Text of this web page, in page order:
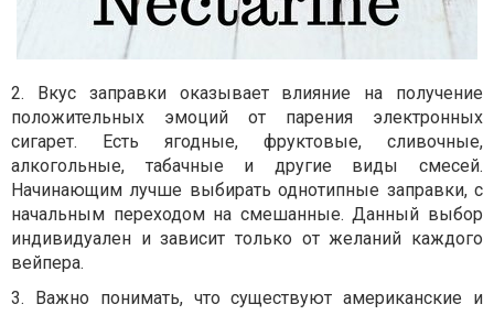
2. Вкус заправки оказывает влияние на получение
положительных эмоций от парения электронных
сигарет. Есть ягодные, фруктовые, сливочные,
алкогольные, табачные и другие виды смесей.
Начинающим лучше выбирать однотипные заправки, с
начальным переходом на смешанные. Данный выбор
индивидуален и зависит только от желаний каждого
вейпера.
3. Важно понимать, что существуют американские и